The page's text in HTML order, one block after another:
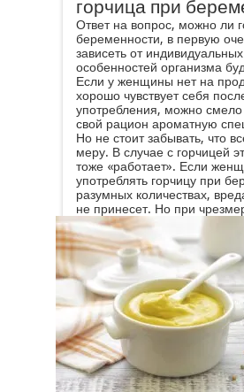
горчица при
Ответ на вопрос, можно ли
беременности, в первую
зависеть от индивидуальных
особенностей организма
Если у женщины нет на
хорошо чувствует себя
употребления, можно смело
свой рацион ароматную
Но не стоит забывать, что
меру. В случае с горчицей
тоже «работает». Если
употреблять горчицу при
разумных количествах,
не принесет. Но при